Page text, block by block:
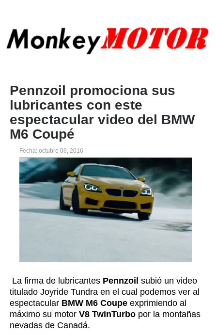
Pennzoil promociona sus
lubricantes con este
espectacular video del BMW
M6 Coupé
Fecha: octubre 06, 2016
La firma de lubricantes Pennzoil subió un video
titulado Joyride Tundra en el cual podemos ver al
espectacular BMW M6 Coupe exprimiendo al
máximo su motor V8 TwinTurbo por la montañas
nevadas de Canadá.